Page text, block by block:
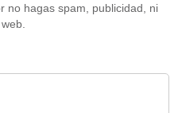
no hagas spam, publicidad, ni